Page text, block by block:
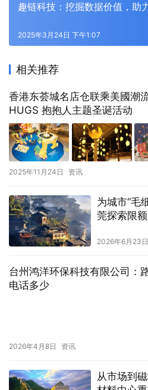
趣链科技：挖掘数据价值，助
2025年3月24日 下午1:07
相关推荐
香港东荟城名店仓联乘美國潮
HUGS 抱抱人主题圣诞活动
2025年11月24日 资讯
为城市“毛
莞探索限
2026年6月23日
台州鸿洋环保科技有限公司：
电话多少
2026年4月8日 资讯
从市场到